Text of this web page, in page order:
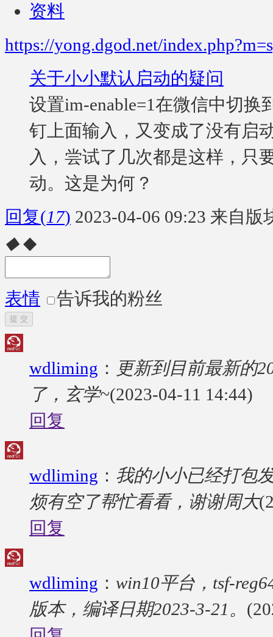
资料
https://yong.dgod.net/
关于小小默认启动的疑问
设置im-enable=1在微信中切
钉上面输入，又变成了没有启
入，尝试了几次都是这样，只
动。这是为何？
回复(17) 2023-04-06 09:23 来自版
◆ ◆
表情 告诉我的粉丝
提 交
wdliming ： 更新到目前最新的
了，玄学~(2023-04-11 14:44)
回复
wdliming ： 我的小小已经打包
烦有空了帮忙看看，谢谢周大
回复
wdliming ： win10平台，tsf-
版本，编译日期2023-3-21。